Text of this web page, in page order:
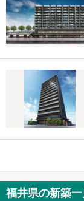
福井県の新築